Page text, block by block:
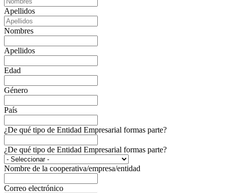
Apellidos
Nombres
Apellidos
Edad
Género
País
¿De qué tipo de Entidad Empresarial formas parte?
¿De qué tipo de Entidad Empresarial formas parte?
Nombre de la cooperativa/empresa/entidad
Correo electrónico